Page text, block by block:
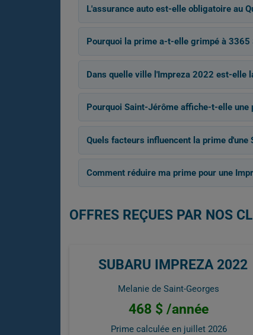
L'assurance auto est-elle obligatoire au
Pourquoi la prime a-t-elle grimpé à 3365
Dans quelle ville l'Impreza 2022 est-elle
Pourquoi Saint-Jérôme affiche-t-elle une
Quels facteurs influencent la prime d'une
Comment réduire ma prime pour une
OFFRES REÇUES PAR NOS
SUBARU IMPREZA 2022
Melanie de Saint-Georges
468 $ /année
Prime calculée en juillet 2026